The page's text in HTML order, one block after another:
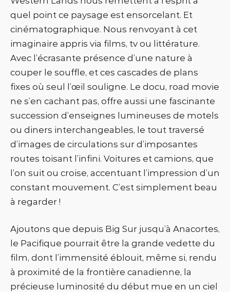
quel point ce paysage est ensorcelant. Et
cinématographique. Nous renvoyant à cet
imaginaire appris via films, tv ou littérature.
Avec l’écrasante présence d’une nature à
couper le souffle, et ces cascades de plans
fixes où seul l’œil souligne. Le docu, road movie
ne s’en cachant pas, offre aussi une fascinante
succession d’enseignes lumineuses de motels
ou diners interchangeables, le tout traversé
d’images de circulations sur d’imposantes
routes toisant l’infini. Voitures et camions, que
l’on suit ou croise, accentuant l’impression d’un
constant mouvement. C’est simplement beau
à regarder !
Ajoutons que depuis Big Sur jusqu’à Anacortes,
le Pacifique pourrait être la grande vedette du
film, dont l’immensité éblouit, même si, rendu
à proximité de la frontière canadienne, la
précieuse luminosité du début mue en un ciel